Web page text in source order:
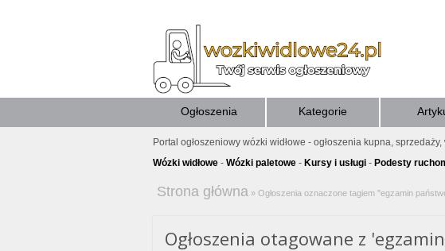
Ogłoszenia Kategorie
Portal ogłoszeniowy wózki widłowe - ogłoszenia kupna,
Wózki widłowe - Wózki paletowe - Kursy i usługi - Podesty
Strona główna » Ogłoszenia oznaczone tagiem "egzamin
Ogłoszenia otagowane z